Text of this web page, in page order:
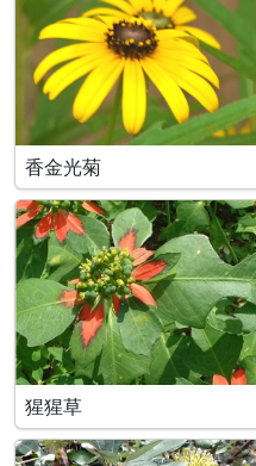
香金光菊
猩猩草